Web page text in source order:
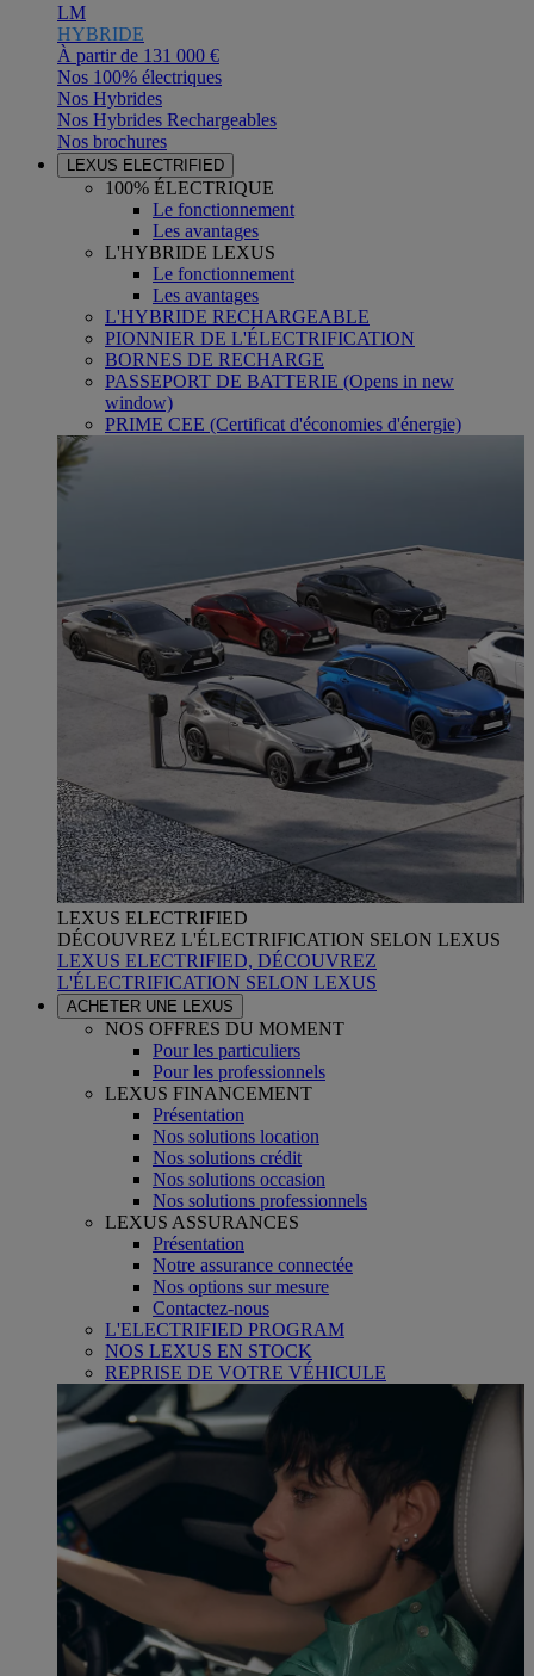
LM
HYBRIDE
À partir de 131 000 €
Nos 100% électriques
Nos Hybrides
Nos Hybrides Rechargeables
Nos brochures
LEXUS ELECTRIFIED
100% ÉLECTRIQUE
Le fonctionnement
Les avantages
L'HYBRIDE LEXUS
Le fonctionnement
Les avantages
L'HYBRIDE RECHARGEABLE
PIONNIER DE L'ÉLECTRIFICATION
BORNES DE RECHARGE
PASSEPORT DE BATTERIE (Opens in new
window)
PRIME CEE (Certificat d'économies d'énergie)
LEXUS ELECTRIFIED
DÉCOUVREZ L'ÉLECTRIFICATION SELON LEXUS
LEXUS ELECTRIFIED, DÉCOUVREZ
L'ÉLECTRIFICATION SELON LEXUS
ACHETER UNE LEXUS
NOS OFFRES DU MOMENT
Pour les particuliers
Pour les professionnels
LEXUS FINANCEMENT
Présentation
Nos solutions location
Nos solutions crédit
Nos solutions occasion
Nos solutions professionnels
LEXUS ASSURANCES
Présentation
Notre assurance connectée
Nos options sur mesure
Contactez-nous
L'ELECTRIFIED PROGRAM
NOS LEXUS EN STOCK
REPRISE DE VOTRE VÉHICULE